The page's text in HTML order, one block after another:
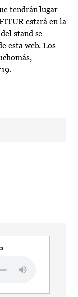
tendrán lugar
estará en la
stand se
esta web. Los